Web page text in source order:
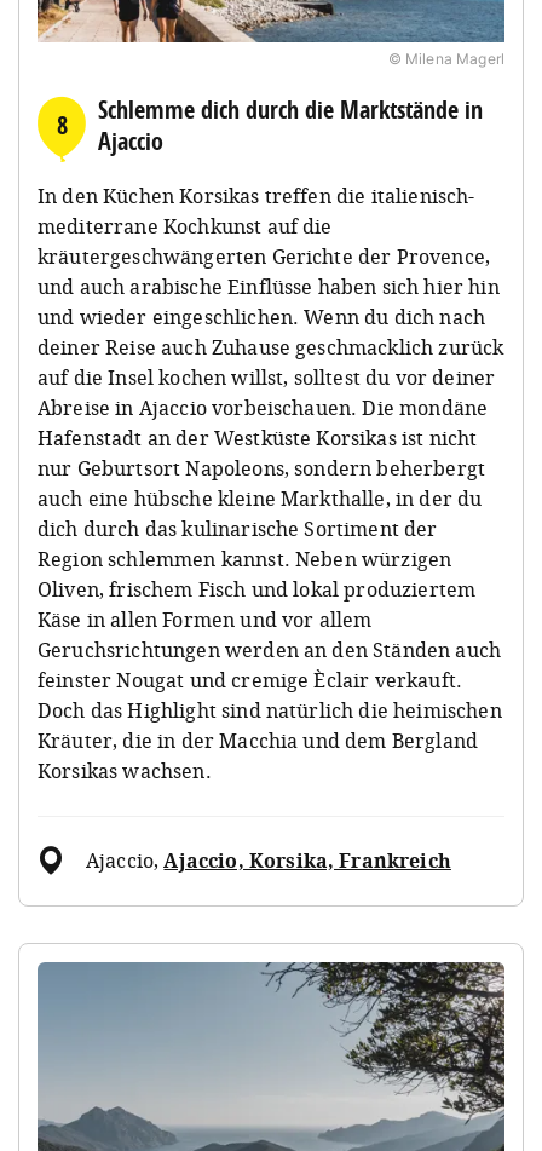
© Milena Magerl
8
Schlemme dich durch die Marktstände in
Ajaccio
In den Küchen Korsikas treffen die italienisch-
mediterrane Kochkunst auf die
kräutergeschwängerten Gerichte der Provence,
und auch arabische Einflüsse haben sich hier hin
und wieder eingeschlichen. Wenn du dich nach
deiner Reise auch Zuhause geschmacklich zurück
auf die Insel kochen willst, solltest du vor deiner
Abreise in Ajaccio vorbeischauen. Die mondäne
Hafenstadt an der Westküste Korsikas ist nicht
nur Geburtsort Napoleons, sondern beherbergt
auch eine hübsche kleine Markthalle, in der du
dich durch das kulinarische Sortiment der
Region schlemmen kannst. Neben würzigen
Oliven, frischem Fisch und lokal produziertem
Käse in allen Formen und vor allem
Geruchsrichtungen werden an den Ständen auch
feinster Nougat und cremige Èclair verkauft.
Doch das Highlight sind natürlich die heimischen
Kräuter, die in der Macchia und dem Bergland
Korsikas wachsen.
Ajaccio,Ajaccio, Korsika, Frankreich